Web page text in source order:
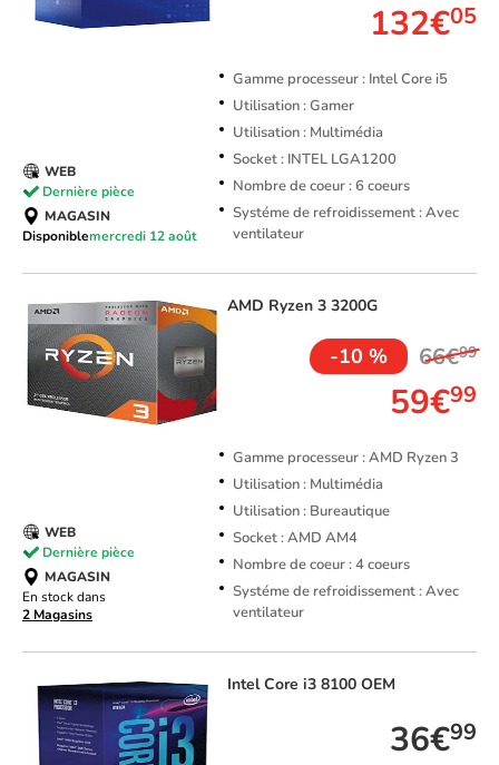
132€05
Gamme processeur : Intel Core i5
Utilisation : Gamer
Utilisation : Multimédia
Socket : INTEL LGA1200
Nombre de coeur : 6 coeurs
Systéme de refroidissement : Avec
ventilateur
WEB
Dernière pièce
MAGASIN
Disponiblemercredi 12 août
AMD Ryzen 3 3200G
-10 % 66€99
59€99
Gamme processeur : AMD Ryzen 3
Utilisation : Multimédia
Utilisation : Bureautique
Socket : AMD AM4
Nombre de coeur : 4 coeurs
Systéme de refroidissement : Avec
ventilateur
WEB
Dernière pièce
MAGASIN
En stock dans
2 Magasins
IntelCore i3 8100 OEM
36€99